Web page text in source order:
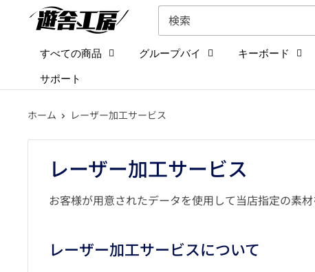
ツ
遊
舎
シ
ョ
すべての商品 グループバイ キーボード
サポート
ホーム レーザー加工サービス
レーザー加工サービス
お客様が用意されたデータを使用して当店指定の素
レーザー加工サービスについて